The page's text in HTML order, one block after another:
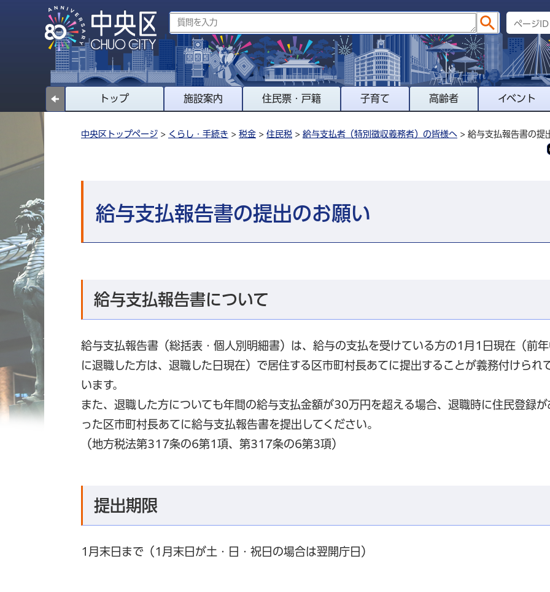
トップ 施設案内 住民票・戸籍 子育て 高齢者 イベント
中央区トップページ > くらし・手続き > 税金 > 住民税 > 給与支払者（特別徴収義務者）の皆様へ > 給与支払報告書の提
給与支払報告書の提出のお願い
給与支払報告書について
給与支払報告書（総括表・個人別明細書）は、給与の支払を受けている方の1月1日現在（前
に退職した方は、退職した日現在）で居住する区市町村長あてに提出することが義務付けられ
います。
また、退職した方についても年間の給与支払金額が30万円を超える場合、退職時に住民登録が
った区市町村長あてに給与支払報告書を提出してください。
（地方税法第317条の6第1項、第317条の6第3項）
提出期限
1月末日まで（1月末日が土・日・祝日の場合は翌開庁日）